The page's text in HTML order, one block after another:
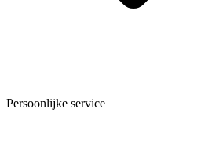
Persoonlijke service